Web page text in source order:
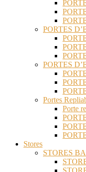
PORTES
PORTES
Portes
Porte
Stores
STORES